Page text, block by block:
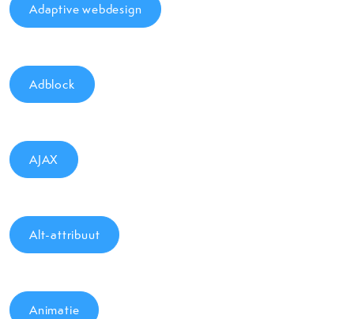
Adaptive webdesign
Adblock
AJAX
Alt-attribuut
Animatie